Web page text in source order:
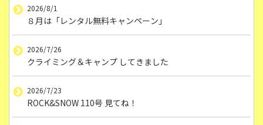
2026/8/1
８月は「レンタル無料キャンペーン」
2026/7/26
クライミング＆キャンプ してきました
2026/7/23
ROCK&SNOW 110号 見てね！